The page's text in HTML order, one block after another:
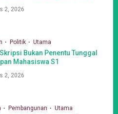
2, 2026
Politik Utama
Bukan Penentu Tunggal
Mahasiswa S1
2, 2026
Pembangunan Utama